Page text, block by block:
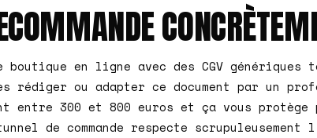
boutique en ligne avec des CGV génériques
rédiger ou adapter ce document par un
entre 300 et 800 euros et ça vous protège
de commande respecte